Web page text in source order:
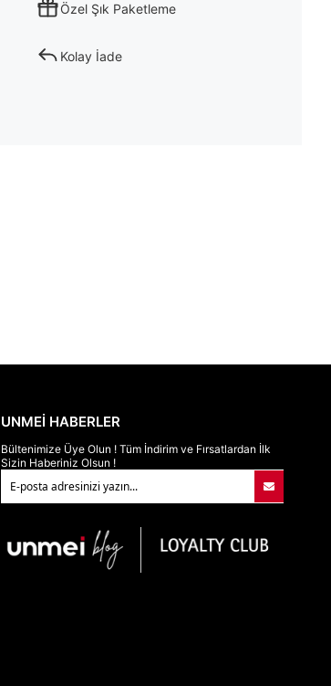
Özel Şık Paketleme
Kolay İade
UNMEİ HABERLER
Bültenimize Üye Olun ! Tüm İndirim ve Fırsatlardan İlk
Sizin Haberiniz Olsun !